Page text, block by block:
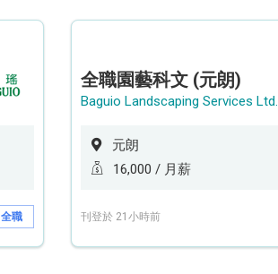
全職
全職園藝科文 (元朗)
Baguio Landscaping Services Ltd.
元朗
16,000 / 月薪
刊登於 21小時前